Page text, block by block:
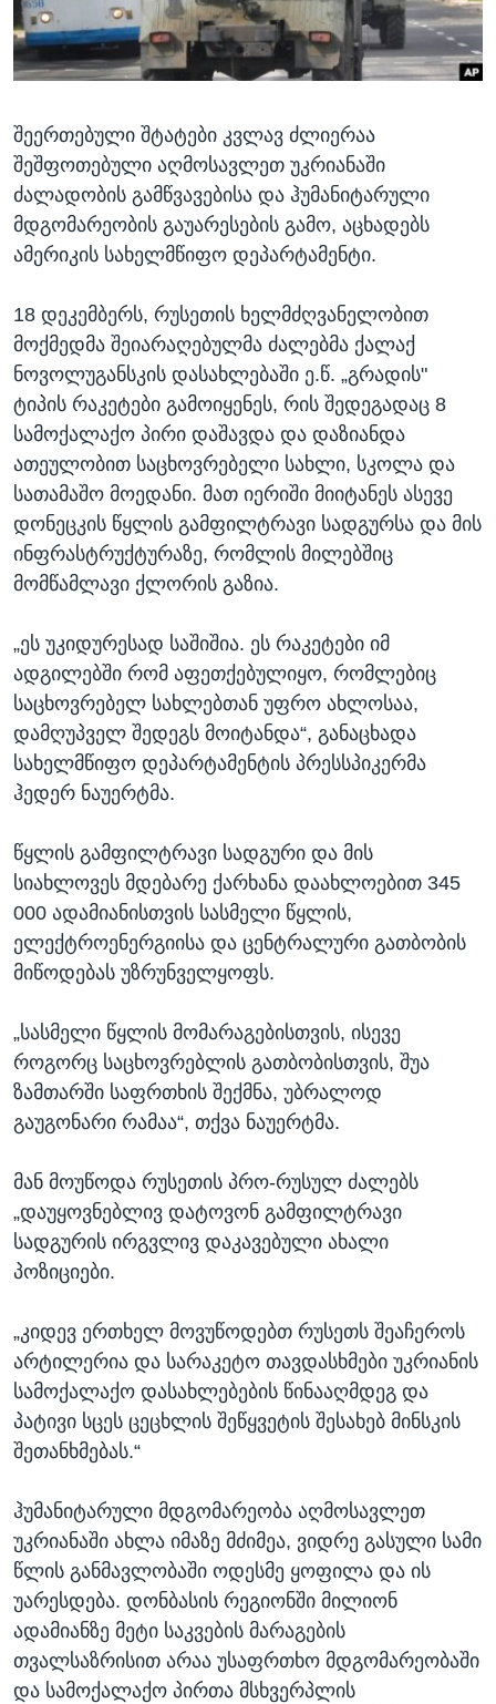
ᲡᲢᲣᲓᲘᲐ ᲕᲐᲨᲘᲜᲒᲢᲝᲜᲘ
ᲔᲙᲝᲜᲝᲛᲘᲙᲐ
ᲯᲐᲜᲛᲠᲗᲔᲚᲝᲑᲐ
ᲘᲜᲢᲔᲠᲕᲘᲣ
ᲙᲣᲚᲢᲣᲠᲐ
ᲒᲐᲚᲘᲚᲔᲝ
ᲓᲔᲖᲘᲜᲤᲝᲠᲛᲐᲪᲘᲐ
Learning English
ენები
შეერთებული შტატები კვლავ ძლიერაა
შეშფოთებული აღმოსავლეთ უკრიანაში
ძალადობის გამწვავებისა და ჰუმანიტარული
მდგომარეობის გაუარესების გამო, აცხადებს
ამერიკის სახელმწიფო დეპარტამენტი.
18 დეკემბერს, რუსეთის ხელმძღვანელობით
მოქმედმა შეიარაღებულმა ძალებმა ქალაქ
ნოვოლუგანსკის დასახლებაში ე.წ. „გრადის"
ტიპის რაკეტები გამოიყენეს, რის შედეგადაც 8
სამოქალაქო პირი დაშავდა და დაზიანდა
ათეულობით საცხოვრებელი სახლი, სკოლა და
სათამაშო მოედანი. მათ იერიში მიიტანეს ასევე
დონეცკის წყლის გამფილტრავი სადგურსა და მის
ინფრასტრუქტურაზე, რომლის მილებშიც
მომწამლავი ქლორის გაზია.
„ეს უკიდურესად საშიშია. ეს რაკეტები იმ
ადგილებში რომ აფეთქებულიყო, რომლებიც
საცხოვრებელ სახლებთან უფრო ახლოსაა,
დამღუპველ შედეგს მოიტანდა“, განაცხადა
სახელმწიფო დეპარტამენტის პრესსპიკერმა
ჰედერ ნაუერტმა.
წყლის გამფილტრავი სადგური და მის
სიახლოვეს მდებარე ქარხანა დაახლოებით 345
000 ადამიანისთვის სასმელი წყლის,
ელექტროენერგიისა და ცენტრალური გათბობის
მიწოდებას უზრუნველყოფს.
„სასმელი წყლის მომარაგებისთვის, ისევე
როგორც საცხოვრებლის გათბობისთვის, შუა
ზამთარში საფრთხის შექმნა, უბრალოდ
გაუგონარი რამაა“, თქვა ნაუერტმა.
მან მოუწოდა რუსეთის პრო-რუსულ ძალებს
„დაუყოვნებლივ დატოვონ გამფილტრავი
სადგურის ირგვლივ დაკავებული ახალი
პოზიციები.
„კიდევ ერთხელ მოვუწოდებთ რუსეთს შეაჩეროს
არტილერია და სარაკეტო თავდასხმები უკრიანის
სამოქალაქო დასახლებების წინააღმდეგ და
პატივი სცეს ცეცხლის შეწყვეტის შესახებ მინსკის
შეთანხმებას.“
ჰუმანიტარული მდგომარეობა აღმოსავლეთ
უკრიანაში ახლა იმაზე მძიმეა, ვიდრე გასული სამი
წლის განმავლობაში ოდესმე ყოფილა და ის
უარესდება. დონბასის რეგიონში მილიონ
ადამიანზე მეტი საკვების მარაგების
თვალსაზრისით არაა უსაფრთხო მდგომარეობაში
და სამოქალაქო პირთა მსხვერპლის